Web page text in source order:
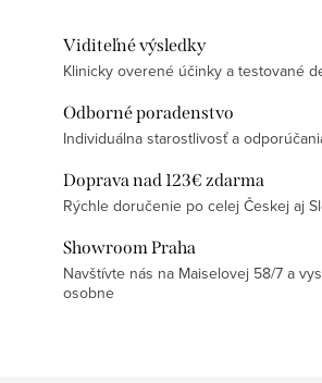
Viditeľné výsledky
Klinicky overené účinky a testované
Odborné poradenstvo
Individuálna starostlivosť a
Doprava nad 123€ zdarma
Rýchle doručenie po celej Českej aj
Showroom Praha
Navštívte nás na Maiselovej 58/7 a
osobne